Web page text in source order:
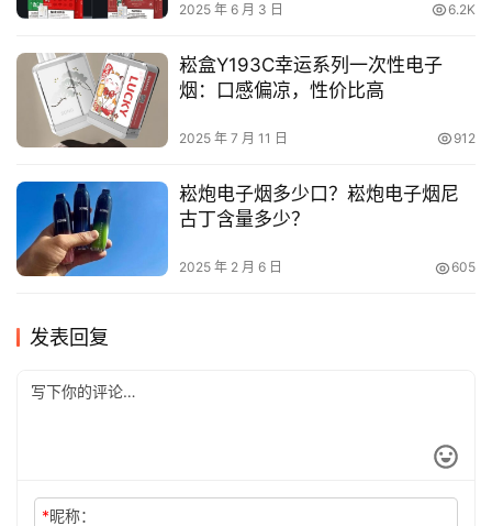
2025 年 6 月 3 日 6.2K
崧盒Y193C幸运系列一次性电子
烟：口感偏凉，性价比高
2025 年 7 月 11 日 912
崧炮电子烟多少口？崧炮电子烟尼
古丁含量多少？
2025 年 2 月 6 日 605
发表回复
*昵称：